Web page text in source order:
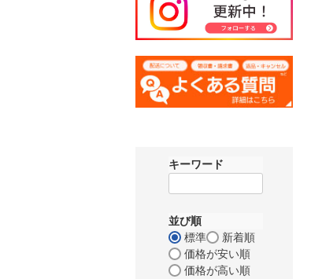
キーワード
並び順
標準
新着順
価格が安い順
価格が高い順